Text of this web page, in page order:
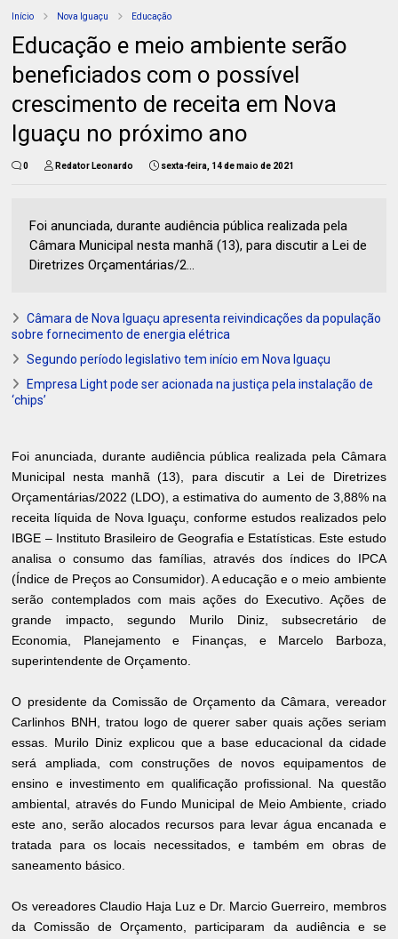
Início Nova Iguaçu Educação
Educação e meio ambiente serão
beneficiados com o possível
crescimento de receita em Nova
Iguaçu no próximo ano
0 Redator Leonardo sexta-feira, 14 de maio de 2021
Foi anunciada, durante audiência pública realizada pela
Câmara Municipal nesta manhã (13), para discutir a Lei de
Diretrizes Orçamentárias/2...
Câmara de Nova Iguaçu apresenta reivindicações da população
sobre fornecimento de energia elétrica
Segundo período legislativo tem início em Nova Iguaçu
Empresa Light pode ser acionada na justiça pela instalação de
‘chips’
Foi anunciada, durante audiência pública realizada pela Câmara
Municipal nesta manhã (13), para discutir a Lei de Diretrizes
Orçamentárias/2022 (LDO), a estimativa do aumento de 3,88% na
receita líquida de Nova Iguaçu, conforme estudos realizados pelo
IBGE – Instituto Brasileiro de Geografia e Estatísticas. Este estudo
analisa o consumo das famílias, através dos índices do IPCA
(Índice de Preços ao Consumidor). A educação e o meio ambiente
serão contemplados com mais ações do Executivo. Ações de
grande impacto, segundo Murilo Diniz, subsecretário de
Economia, Planejamento e Finanças, e Marcelo Barboza,
superintendente de Orçamento.
O presidente da Comissão de Orçamento da Câmara, vereador
Carlinhos BNH, tratou logo de querer saber quais ações seriam
essas. Murilo Diniz explicou que a base educacional da cidade
será ampliada, com construções de novos equipamentos de
ensino e investimento em qualificação profissional. Na questão
ambiental, através do Fundo Municipal de Meio Ambiente, criado
este ano, serão alocados recursos para levar água encanada e
tratada para os locais necessitados, e também em obras de
saneamento básico.
Os vereadores Claudio Haja Luz e Dr. Marcio Guerreiro, membros
da Comissão de Orçamento, participaram da audiência e se